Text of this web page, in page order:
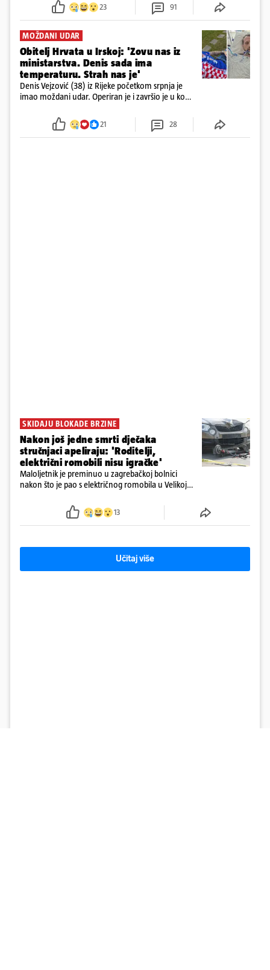
23 91
MOŽDANI UDAR
Obitelj Hrvata u Irskoj: 'Zovu nas iz
ministarstva. Denis sada ima
temperaturu. Strah nas je'
Denis Vejzović (38) iz Rijeke početkom srpnja je
imao moždani udar. Operiran je i završio je u komi.
tamošnji liječnici ne vjeruju u oporavak: 'Imamo
21 28
SKIDAJU BLOKADE BRZINE
Nakon još jedne smrti dječaka
stručnjaci apeliraju: 'Roditelji,
električni romobili nisu igračke'
Maloljetnik je preminuo u zagrebačkoj bolnici
nakon što je pao s električnog romobila u Velikoj
13
Učitaj više